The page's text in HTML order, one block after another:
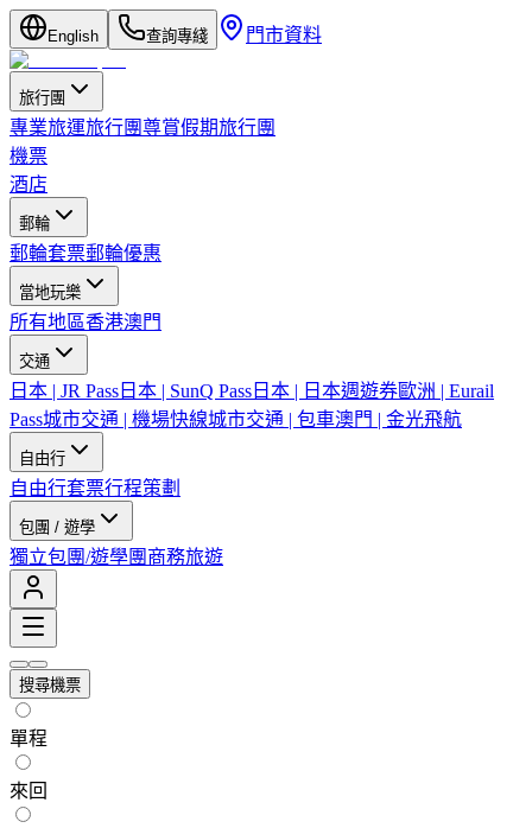
English 查詢專綫 門市資料
旅行團
專業旅運旅行團尊賞假期旅行團
機票
酒店
郵輪
郵輪套票郵輪優惠
當地玩樂
所有地區香港澳門
交通
日本 | JR Pass 日本 | SunQ Pass 日本 | 日本週遊券歐洲 | Eurail
Pass城市交通 | 機場快線城市交通 | 包車澳門 | 金光飛航
自由行
自由行套票行程策劃
包團 / 遊學
獨立包團/遊學團 商務旅遊
搜尋機票
單程
來回